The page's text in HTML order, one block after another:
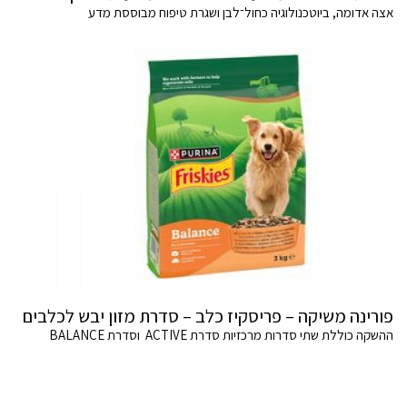
אצה אדומה, ביוטכנולוגיה כחול־לבן ושגרת טיפוח מבוססת מדע
פורינה משיקה – פריסקיז כלב – סדרת מזון יבש לכלבים
ההשקה כוללת שתי סדרות מרכזיות סדרת ACTIVE וסדרת BALANCE